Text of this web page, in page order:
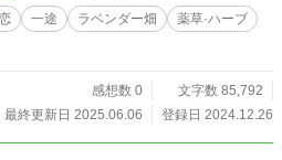
卒業後の話になります。 ※単独でもご
に書いています。 ※他サイトでも公開中
一途 ラベンダー畑
薬草·ハーブ
感想数 0
文字数 85,792
最終更新日 2025.06.06
登録日 2024.12.26